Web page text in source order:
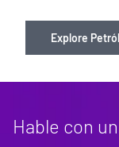
Explore
Hable con